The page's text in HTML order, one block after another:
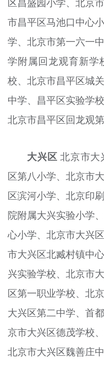
市昌平区马池口中心
学、北京市第一六一
学附属回龙观育新学
校、北京市昌平区城
中学、昌平区实验学
北京市昌平区回龙观
大兴区 北京市大
区第八小学、北京市
区滨河小学、北京印
院附属大兴实验小学
心小学、北京市大兴
市大兴区北臧村镇中
兴实验学校、北京市
区第一职业学校、北
大兴区第二中学、首
京市大兴区德茂学校
北京市大兴区魏善庄